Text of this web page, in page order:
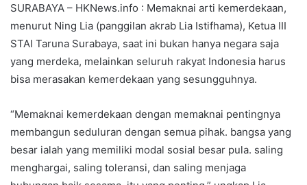
SURABAYA – HKNews.info : Memaknai arti kemerdekaan,
menurut Ning Lia (panggilan akrab Lia Istifhama), Ketua III
STAI Taruna Surabaya, saat ini bukan hanya negara saja
yang merdeka, melainkan seluruh rakyat Indonesia harus
bisa merasakan kemerdekaan yang sesungguhnya.
“Memaknai kemerdekaan dengan memaknai pentingnya
membangun seduluran dengan semua pihak. bangsa yang
besar ialah yang memiliki modal sosial besar pula. saling
menghargai, saling toleransi, dan saling menjaga